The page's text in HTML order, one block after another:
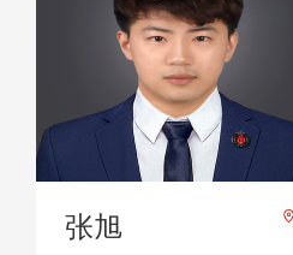
张旭